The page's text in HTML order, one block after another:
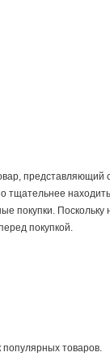
представляющий
тщательнее
покупки. Поскольку
покупкой.
популярных товаров.